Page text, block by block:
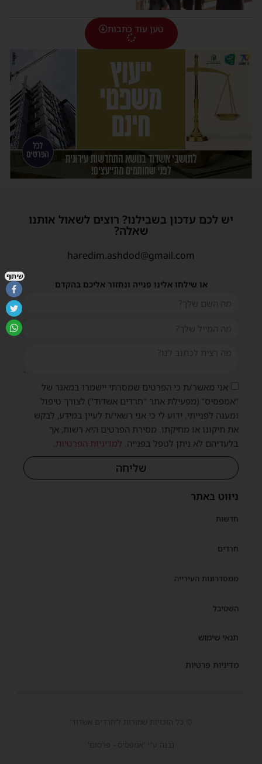
טען עוד כתבות
ניווט באתר
חדשות
חרדים
ממסדרונות העירייה
השטיבל
תנאי שימוש
מדיניות פרטיות
יש לכם עדכון בשבילנו? רוצים לשאול אותנו
שאלה?
haredim.ashdod@gmail.com
או שילחו אלינו פנייה ונחזור אליכם בהקדם
אני מאשר/ת כי הפרטים שמסרתי יישמרו במאגר של
"אמפסיס" (מפעילת אתר "חרדים אשדוד") לצורך טיפול
ומענה לפנייתי. ידוע לי כי אני רשאי/ת לעיין במידע, לבקש
את תיקונו או מחיקתו. מסירת הפרטים היא רשות, אך
בלעדיהם לא ניתן לטפל בפנייה. למדיניות הפרטיות.
שליחה
© כל הזכויות שמורות ל'חרדים אשדוד'
נבנה ע"י 'אמפסיס - פרסום'
שיתוף